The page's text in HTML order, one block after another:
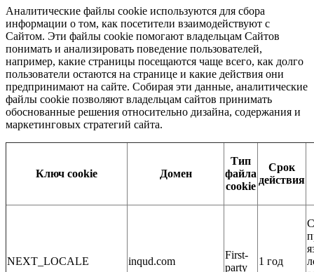
Аналитические файлы cookie используются для сбора
информации о том, как посетители взаимодействуют с
Сайтом. Эти файлы cookie помогают владельцам Сайтов
понимать и анализировать поведение пользователей,
например, какие страницы посещаются чаще всего, как долго
пользователи остаются на странице и какие действия они
предпринимают на сайте. Собирая эти данные, аналитические
файлы cookie позволяют владельцам сайтов принимать
обоснованные решения относительно дизайна, содержания и
маркетинговых стратегий сайта.
Ключ cookie Домен
Тип
файла
cookie
Срок
действия
NEXT_LOCALE inqud.com
First-
party
1 год